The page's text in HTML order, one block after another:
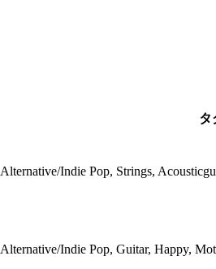
タ
Alternative/Indie Pop, Strings,
Alternative/Indie Pop, Guitar, Happy,